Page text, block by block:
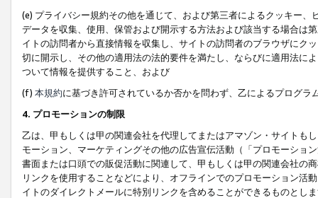
(e) プライバシー規約その他を通じて、および第三者によるクッキー
データを収集、使用、保管および開示する方法および該当する場合は
イトの訪問者から直接情報を収集し、サイトの訪問者のブラウザにク
切に開示し、その他の適用法の法的要件を満たし、ならびに適用法に
ついて情報を提供すること、および
(f) 本規約に基づき許可されているか否かを問わず、乙によるプログ
4. プロモーションの制限
乙は、甲もしくは甲の関連会社を代理してまたはアマゾン・サイトも
モーション、マーケティングその他の広告宣伝活動（「プロモーショ
書面または口頭での販促活動に関連して、甲もしくは甲の関連会社の
リンクを使用することなどにより、オフラインでのプロモーション活
イトのダイレクトメールに特別リンクを含めることができるものとし